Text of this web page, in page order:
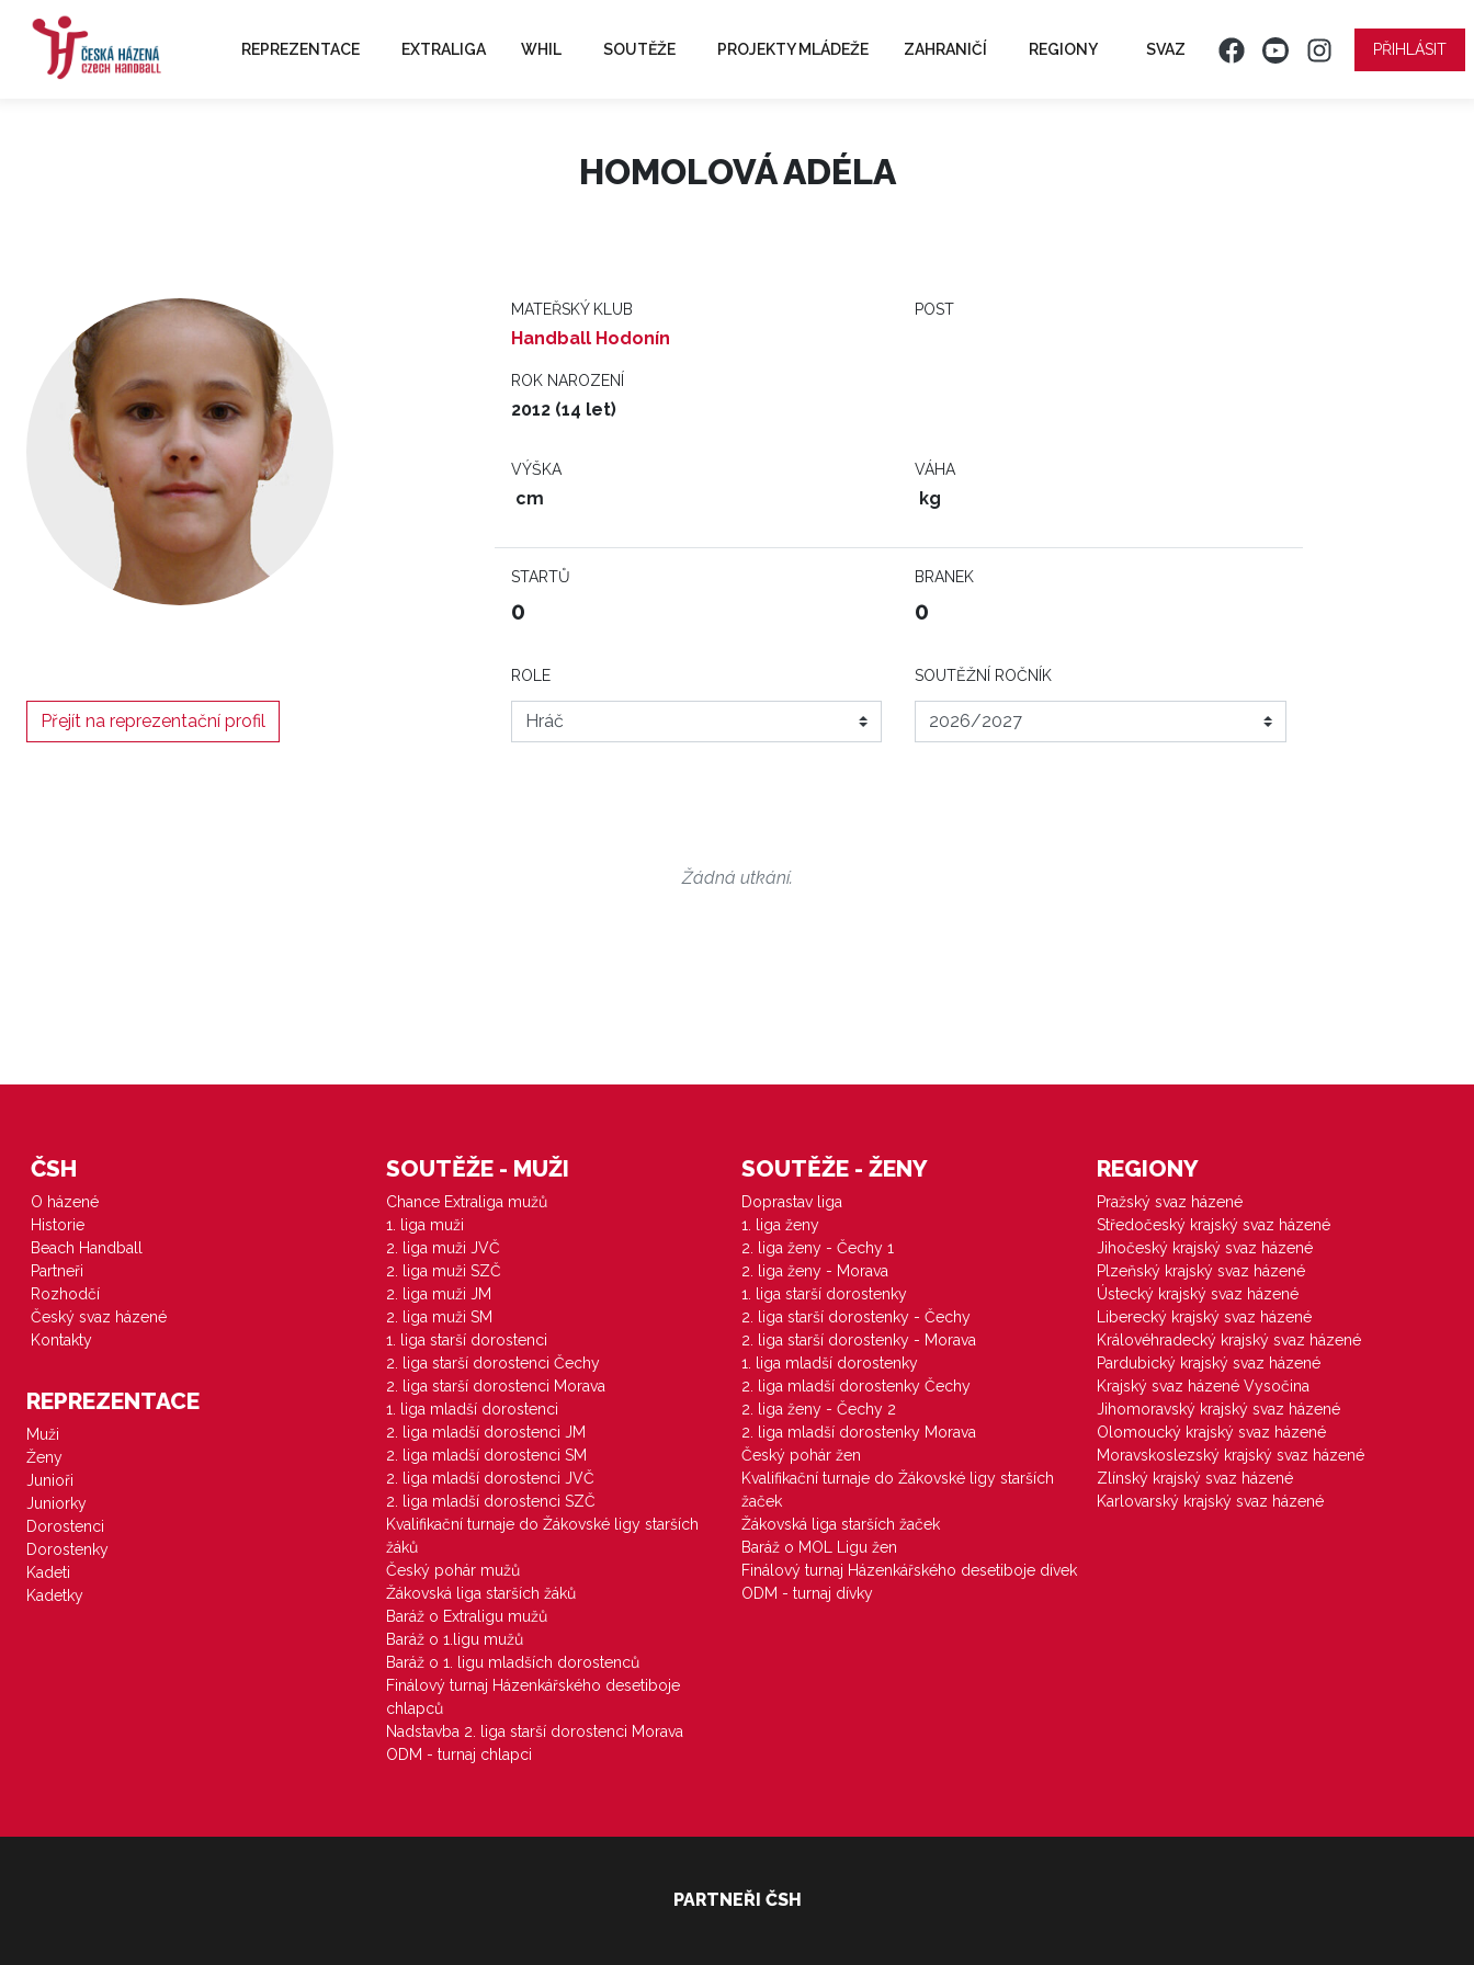
REPREZENTACE EXTRALIGA WHIL SOUTĚŽE PROJEKTY MLÁDEŽE ZAHRANIČÍ REGIONY SVAZ PŘIHLÁSIT
HOMOLOVÁ ADÉLA
MATEŘSKÝ KLUB
Handball Hodonín
POST
ROK NAROZENÍ
2012 (14 let)
VÝŠKA
cm
VÁHA
kg
STARTŮ
0
BRANEK
0
Přejít na reprezentační profil
ROLE SOUTĚŽNÍ ROČNÍK
Žádná utkání.
ČSH
O házené
Historie
Beach Handball
Partneři
Rozhodčí
Český svaz házené
Kontakty
REPREZENTACE
Muži
Ženy
Junioři
Juniorky
Dorostenci
Dorostenky
Kadeti
Kadetky
SOUTĚŽE - MUŽI
Chance Extraliga mužů
1. liga muži
2. liga muži JVČ
2. liga muži SZČ
2. liga muži JM
2. liga muži SM
1. liga starší dorostenci
2. liga starší dorostenci Čechy
2. liga starší dorostenci Morava
1. liga mladší dorostenci
2. liga mladší dorostenci JM
2. liga mladší dorostenci SM
2. liga mladší dorostenci JVČ
2. liga mladší dorostenci SZČ
Kvalifikační turnaje do Žákovské ligy starších
žáků
Český pohár mužů
Žákovská liga starších žáků
Baráž o Extraligu mužů
Baráž o 1.ligu mužů
Baráž o 1. ligu mladších dorostenců
Finálový turnaj Házenkářského desetiboje
chlapců
Nadstavba 2. liga starší dorostenci Morava
ODM - turnaj chlapci
SOUTĚŽE - ŽENY
Doprastav liga
1. liga ženy
2. liga ženy - Čechy 1
2. liga ženy - Morava
1. liga starší dorostenky
2. liga starší dorostenky - Čechy
2. liga starší dorostenky - Morava
1. liga mladší dorostenky
2. liga mladší dorostenky Čechy
2. liga ženy - Čechy 2
2. liga mladší dorostenky Morava
Český pohár žen
Kvalifikační turnaje do Žákovské ligy starších
žaček
Žákovská liga starších žaček
Baráž o MOL Ligu žen
Finálový turnaj Házenkářského desetiboje dívek
ODM - turnaj dívky
REGIONY
Pražský svaz házené
Středočeský krajský svaz házené
Jihočeský krajský svaz házené
Plzeňský krajský svaz házené
Ústecký krajský svaz házené
Liberecký krajský svaz házené
Královéhradecký krajský svaz házené
Pardubický krajský svaz házené
Krajský svaz házené Vysočina
Jihomoravský krajský svaz házené
Olomoucký krajský svaz házené
Moravskoslezský krajský svaz házené
Zlínský krajský svaz házené
Karlovarský krajský svaz házené
PARTNEŘI ČSH